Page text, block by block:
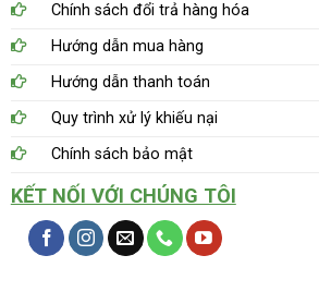
Chính sách đổi trả hàng hóa
Hướng dẫn mua hàng
Hướng dẫn thanh toán
Quy trình xử lý khiếu nại
Chính sách bảo mật
KẾT NỐI VỚI CHÚNG TÔI